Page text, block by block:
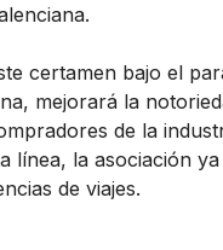
certamen bajo el
mejorará la
de la
línea, la asociación
de viajes.